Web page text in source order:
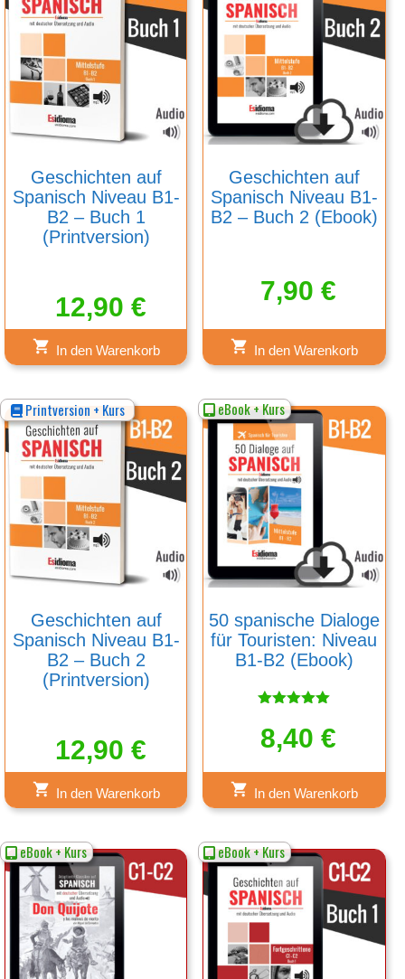
Geschichten auf
Spanisch Niveau B1-
B2 – Buch 1
(Printversion)
12,90 €
In den Warenkorb
Geschichten auf
Spanisch Niveau B1-
B2 – Buch 2 (Ebook)
7,90€
In den Warenkorb
Printversion + Kurs
Geschichten auf
Spanisch Niveau B1-
B2 – Buch 2
(Printversion)
12,90 €
In den Warenkorb
eBook + Kurs
50 spanische Dialoge
für Touristen: Niveau
B1-B2 (Ebook)
mit
5.00
8,40€
In den Warenkorb
eBook + Kurs eBook + Kurs